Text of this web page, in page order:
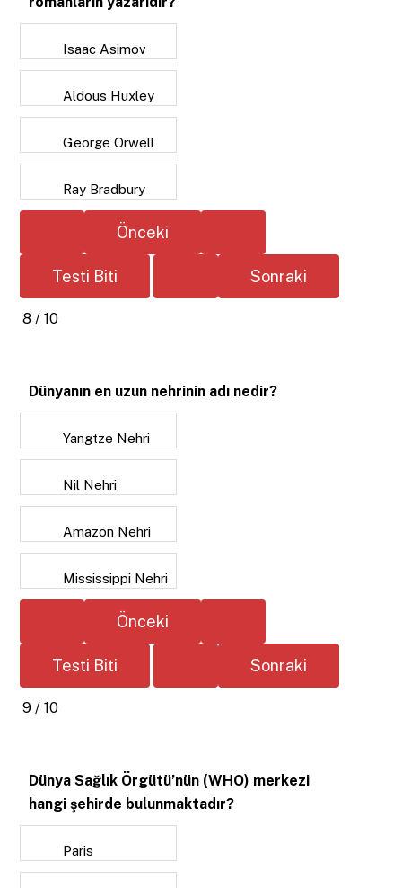
Isaac Asimov
Aldous Huxley
George Orwell
Ray Bradbury
8 / 10
Dünyanın en uzun nehrinin adı nedir?
Yangtze Nehri
Nil Nehri
Amazon Nehri
Mississippi Nehri
9 / 10
Dünya Sağlık Örgütü’nün (WHO) merkezi
hangi şehirde bulunmaktadır?
Paris